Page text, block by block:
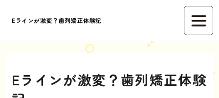
Eラインが激変？歯列矯正体験記
Eラインが激変？歯列矯正体験